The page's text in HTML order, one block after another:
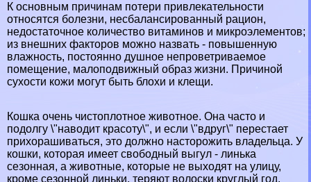
К основным причинам потери привлекательности
относятся болезни, несбалансированный рацион,
недостаточное количество витаминов и микроэлементов;
из внешних факторов можно назвать - повышенную
влажность, постоянно душное непроветриваемое
помещение, малоподвижный образ жизни. Причиной
сухости кожи могут быть блохи и клещи.
Кошка очень чистоплотное животное. Она часто и
подолгу \"наводит красоту\", и если \"вдруг\" перестает
прихорашиваться, это должно насторожить владельца. У
кошки, которая имеет свободный выгул - линька
сезонная, а животные, которые не выходят на улицу,
кроме сезонной линьки, теряют волоски круглый год.